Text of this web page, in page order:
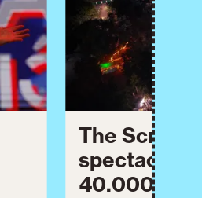
The Script
40.000 de